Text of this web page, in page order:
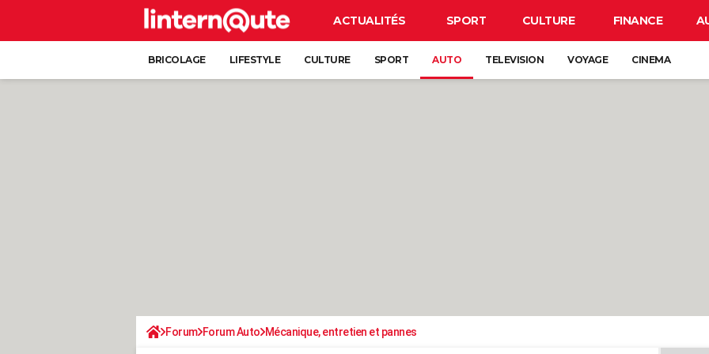
ACTUALITÉS SPORT CULTURE FINANCE
BRICOLAGE LIFESTYLE CULTURE SPORT AUTO TELEVISION VOYAGE CINEMA
Forum Forum Auto Mécanique, entretien et pannes